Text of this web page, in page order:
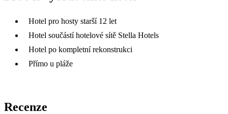
Hotel pro hosty starší 12 let
Hotel součástí hotelové sítě Stella Hotels
Hotel po kompletní rekonstrukci
Přímo u pláže
Recenze